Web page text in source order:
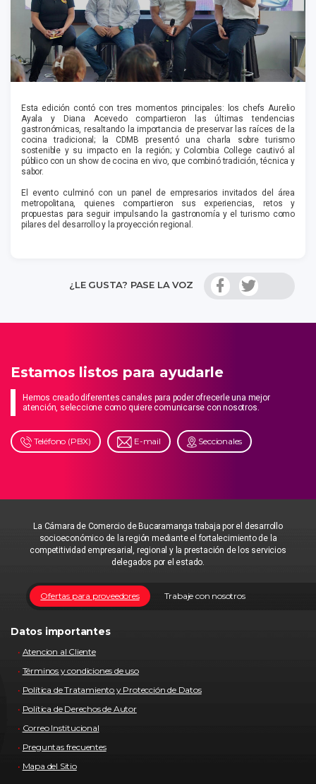
Esta edición contó con tres momentos principales: los chefs Aurelio
Ayala y Diana Acevedo compartieron las últimas tendencias
gastronómicas, resaltando la importancia de preservar las raíces de la
cocina tradicional; la CDMB presentó una charla sobre turismo
sostenible y su impacto en la región; y Colombia College cautivó al
público con un show de cocina en vivo, que combinó tradición, técnica y
sabor.
El evento culminó con un panel de empresarios invitados del área
metropolitana, quienes compartieron sus experiencias, retos y
propuestas para seguir impulsando la gastronomía y el turismo como
pilares del desarrollo y la proyección regional.
¿LE GUSTA? PASE LA VOZ
Estamos listos para ayudarle
Hemos creado diferentes canales para poder ofrecerle una mejor
atención, seleccione como quiere comunicarse con nosotros.
Teléfono (PBX) E-mail Seccionales
La Cámara de Comercio de Bucaramanga trabaja por el desarrollo
socioeconómico de la región mediante el fortalecimiento de la
competitividad empresarial, regional y la prestación de los servicios
delegados por el estado.
Trabaje con nosotros
Ofertas para proveedores
Datos importantes
Atencion al Cliente
Términos y condiciones de uso
Política de Tratamiento y Protección de Datos
Política de Derechos de Autor
Correo Institucional
Preguntas frecuentes
Mapa del Sitio